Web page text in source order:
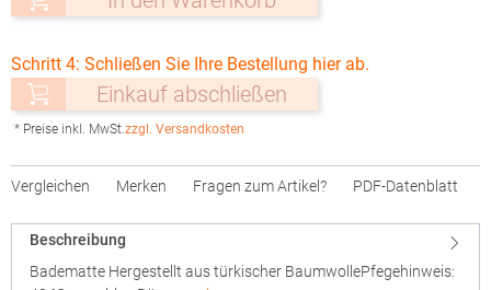
Schritt 4: Schließen Sie Ihre Bestellung hier ab.
Einkauf abschließen
* Preise inkl. MwSt.zzgl. Versandkosten
Vergleichen Merken Fragen zum Artikel? PDF-Datenblatt
Beschreibung
Badematte Hergestellt aus türkischer BaumwollePfegehinweis: